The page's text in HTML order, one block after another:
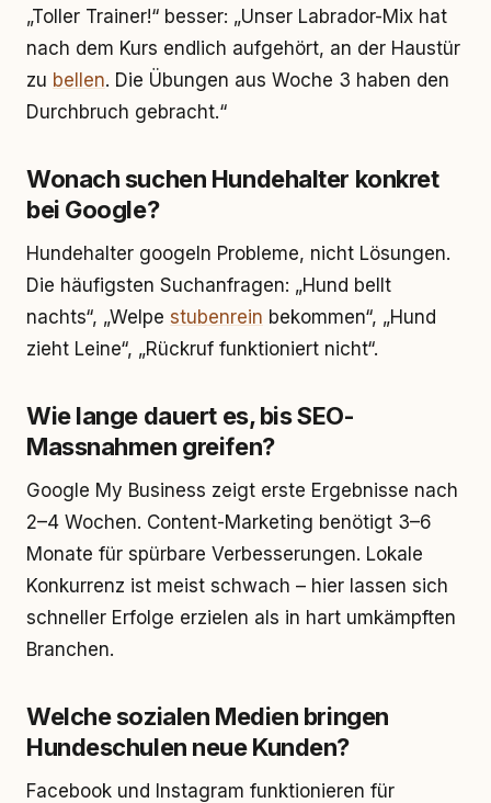
„Toller Trainer!“ besser: „Unser Labrador-Mix hat
nach dem Kurs endlich aufgehört, an der Haustür
zu bellen. Die Übungen aus Woche 3 haben den
Durchbruch gebracht.“
Wonach suchen Hundehalter konkret
bei Google?
Hundehalter googeln Probleme, nicht Lösungen.
Die häufigsten Suchanfragen: „Hund bellt
nachts“, „Welpe stubenrein bekommen“, „Hund
zieht Leine“, „Rückruf funktioniert nicht“.
Wie lange dauert es, bis SEO-
Massnahmen greifen?
Google My Business zeigt erste Ergebnisse nach
2–4 Wochen. Content-Marketing benötigt 3–6
Monate für spürbare Verbesserungen. Lokale
Konkurrenz ist meist schwach – hier lassen sich
schneller Erfolge erzielen als in hart umkämpften
Branchen.
Welche sozialen Medien bringen
Hundeschulen neue Kunden?
Facebook und Instagram funktionieren für